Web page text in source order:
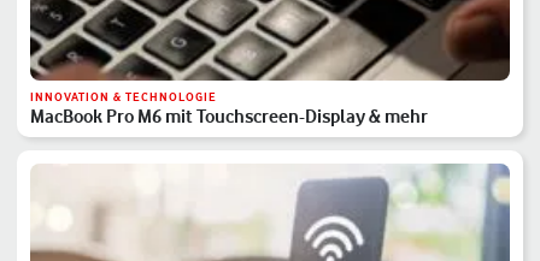
INNOVATION & TECHNOLOGIE
MacBook Pro M6 mit Touchscreen-Display & mehr